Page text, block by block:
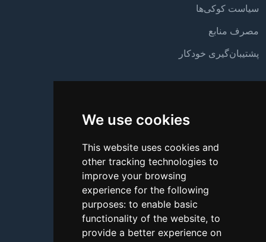
We use cookies
This website uses cookies and
other tracking technologies to
improve your browsing
experience for the following
purposes: to enable basic
functionality of the website, to
provide a better experience on
سیاست کوکی‌ها
مصرف منابع
پشتیبان‌گیری خودکار
تماس با ما
سؤالات متداول
روش‌های پرداخت